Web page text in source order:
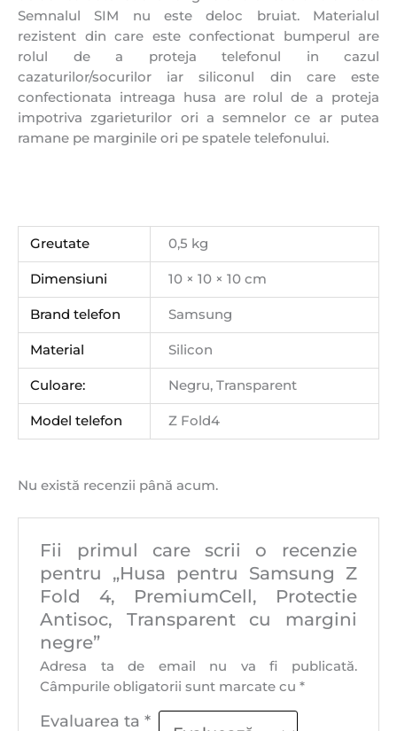
Semnalul SIM nu este deloc bruiat. Materialul
rezistent din care este confectionat bumperul are
rolul de a proteja telefonul in cazul
cazaturilor/socurilor iar siliconul din care este
confectionata intreaga husa are rolul de a proteja
impotriva zgarieturilor ori a semnelor ce ar putea
ramane pe marginile ori pe spatele telefonului.
Greutate 0,5 kg
Dimensiuni 10 × 10 × 10 cm
Brand telefon Samsung
Material Silicon
Culoare: Negru, Transparent
Model telefon Z Fold4
Nu există recenzii până acum.
Fii primul care scrii o recenzie
pentru „Husa pentru Samsung Z
Fold 4, PremiumCell, Protectie
Antisoc, Transparent cu margini
negre”
Adresa ta de email nu va fi publicată.
Câmpurile obligatorii sunt marcate cu*
Evaluarea ta*